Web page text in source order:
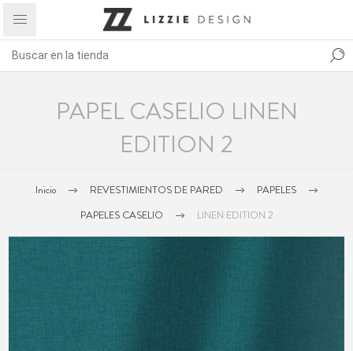
PAPEL CASELIO LINEN
EDITION 2
Inicio REVESTIMIENTOS DE PARED
PAPELES
PAPELES CASELIO
LINEN EDITION 2